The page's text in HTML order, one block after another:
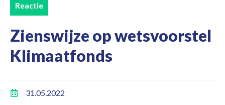
Reactie
Zienswijze op wetsvoorstel
Klimaatfonds
31.05.2022